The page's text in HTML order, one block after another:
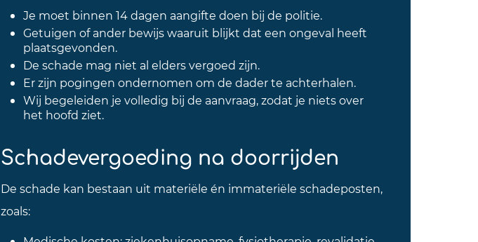
Je moet binnen 14 dagen aangifte doen bij de politie.
Getuigen of ander bewijs waaruit blijkt dat een ongeval heeft
plaatsgevonden.
De schade mag niet al elders vergoed zijn.
Er zijn pogingen ondernomen om de dader te achterhalen.
Wij begeleiden je volledig bij de aanvraag, zodat je niets over
het hoofd ziet.
Schadevergoeding na doorrijden
De schade kan bestaan uit materiële én immateriële schadeposten,
zoals: